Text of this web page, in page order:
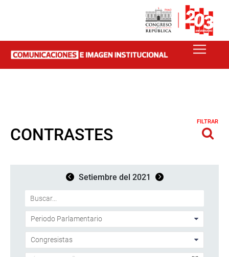
CONTRASTES
FILTRAR
Setiembre del 2021